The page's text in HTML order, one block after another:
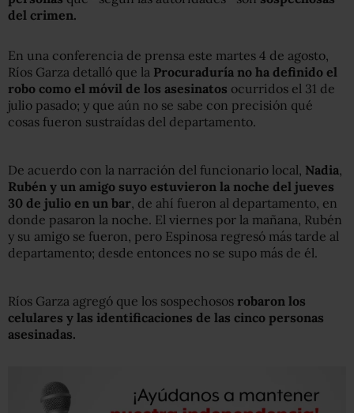
del crimen.
En una conferencia de prensa este martes 4 de agosto,
Ríos Garza detalló que la Procuraduría no ha definido el
robo como el móvil de los asesinatos ocurridos el 31 de
julio pasado; y que aún no se sabe con precisión qué
cosas fueron sustraídas del departamento.
De acuerdo con la narración del funcionario local, Nadia,
Rubén y un amigo suyo estuvieron la noche del jueves
30 de julio en un bar, de ahí fueron al departamento, en
donde pasaron la noche. El viernes por la mañana, Rubén
y su amigo se fueron, pero Espinosa regresó más tarde al
departamento; desde entonces no se supo más de él.
Ríos Garza agregó que los sospechosos robaron los
celulares y las identificaciones de las cinco personas
asesinadas.